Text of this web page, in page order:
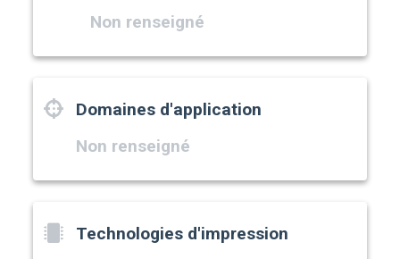
Non renseigné
Domaines d'application
Non renseigné
Technologies d'impression